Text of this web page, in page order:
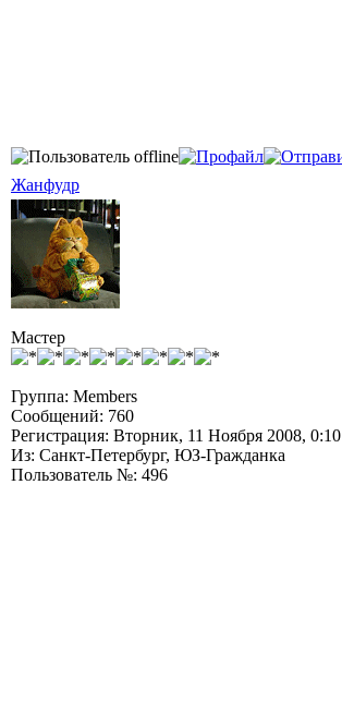
Жанфудр
Мастер
Группа: Members
Сообщений: 760
Регистрация: Вторник, 11 Ноября 2008, 0:10
Из: Санкт-Петербург, ЮЗ-Гражданка
Пользователь №: 496